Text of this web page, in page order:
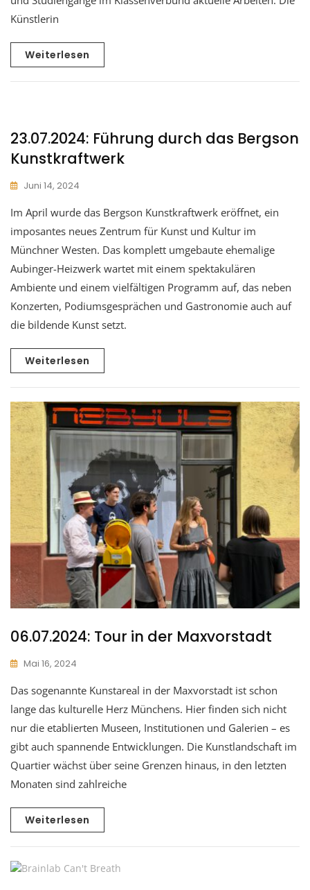
Künstlerin
Weiterlesen
23.07.2024: Führung durch das Bergson
Kunstkraftwerk
Juni 14, 2024
Im April wurde das Bergson Kunstkraftwerk eröffnet, ein
imposantes neues Zentrum für Kunst und Kultur im
Münchner Westen. Das komplett umgebaute ehemalige
Aubinger-Heizwerk wartet mit einem spektakulären
Ambiente und einem vielfältigen Programm auf, das neben
Konzerten, Podiumsgesprächen und Gastronomie auch auf
die bildende Kunst setzt.
Weiterlesen
06.07.2024: Tour in der Maxvorstadt
Mai 16, 2024
Das sogenannte Kunstareal in der Maxvorstadt ist schon
lange das kulturelle Herz Münchens. Hier finden sich nicht
nur die etablierten Museen, Institutionen und Galerien – es
gibt auch spannende Entwicklungen. Die Kunstlandschaft im
Quartier wächst über seine Grenzen hinaus, in den letzten
Monaten sind zahlreiche
Weiterlesen